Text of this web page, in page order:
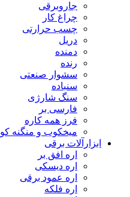
جاروبرقی
چراغ کار
چسب حرارتی
سشوار صنعتی
سنگ شارژی
فارسی بر
فرز همه کاره
میخکوب و منگنه کوب
برقی
اره افق بر
اره دیسکی
اره عمود برقی